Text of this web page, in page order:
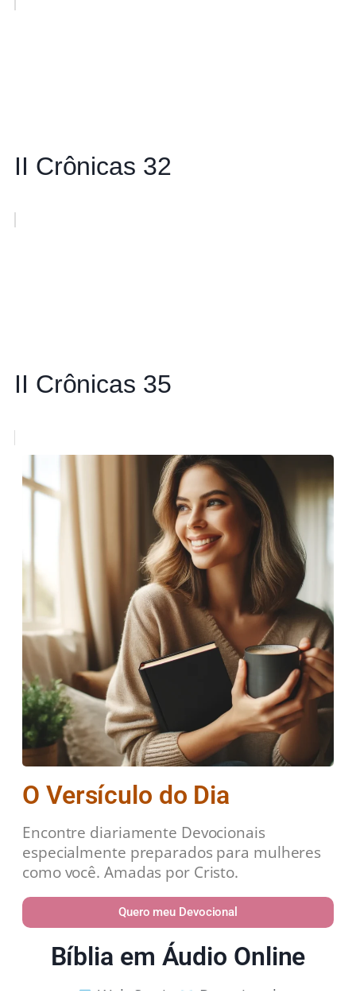
II Crônicas 32
II Crônicas 35
O Versículo do Dia
Encontre diariamente Devocionais
especialmente preparados para mulheres
como você. Amadas por Cristo.
Quero meu Devocional
Bíblia em Áudio Online
Web Stories
Devocional